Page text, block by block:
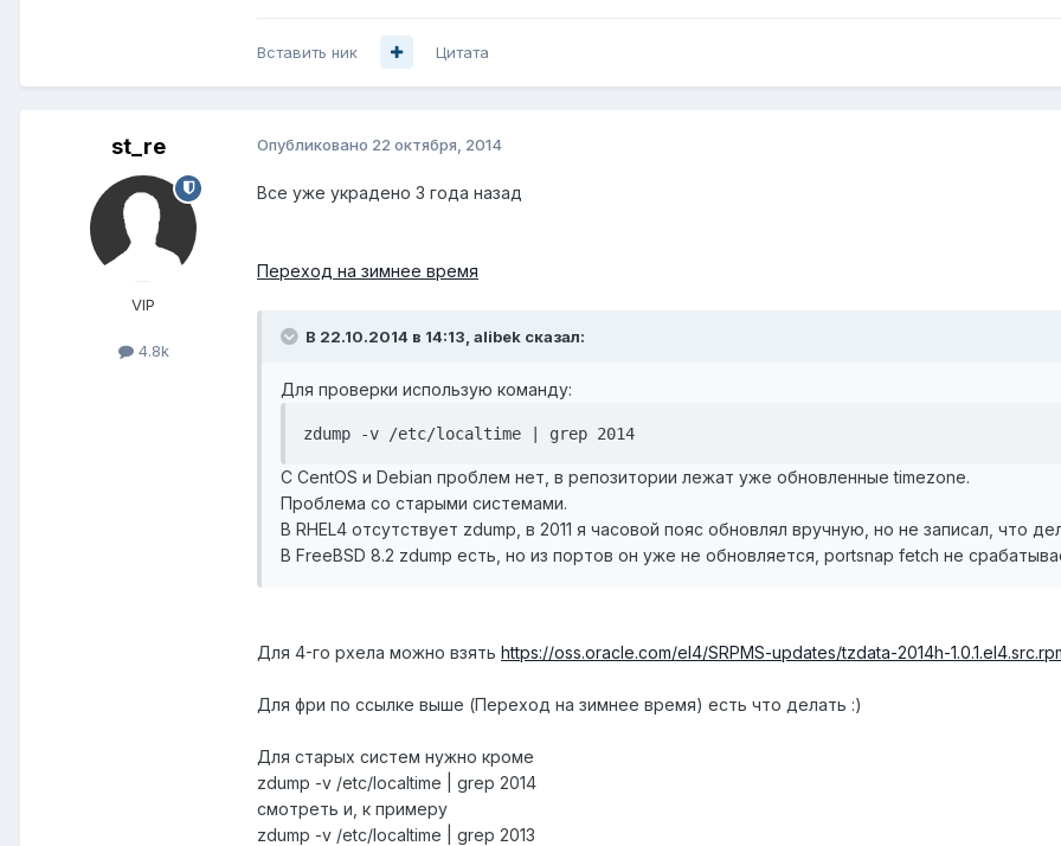
Вставить ник Цитата
st_re
VIP
4.8k
Опубликовано 22 октября, 2014
Все уже украдено 3 года назад
Переход на зимнее время
В 22.10.2014 в 14:13, alibek сказал:
Для проверки использую команду:
zdump -v /etc/localtime | grep 2014
С CentOS и Debian проблем нет, в репозитории лежат уже обновленные timezone.
Проблема со старыми системами.
В RHEL4 отсутствует zdump, в 2011 я часовой пояс обновлял вручную, но не записал, что
В FreeBSD 8.2 zdump есть, но из портов он уже не обновляется, portsnap fetch не
Для 4-го рхела можно взять https://oss.oracle.com/el4/SRPMS-updates/tzdata-2014h-
Для фри по ссылке выше (Переход на зимнее время) есть что делать :)
Для старых систем нужно кроме
zdump -v /etc/localtime | grep 2014
смотреть и, к примеру
zdump -v /etc/localtime | grep 2013